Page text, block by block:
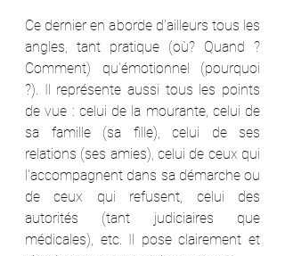
Ce dernier en aborde d'ailleurs tous les
angles, tant pratique (où? Quand ?
Comment) qu'émotionnel (pourquoi
?). Il représente aussi tous les points
de vue : celui de la mourante, celui de
sa famille (sa fille), celui de ses
relations (ses amies), celui de ceux qui
l'accompagnent dans sa démarche ou
de ceux qui refusent, celui des
autorités (tant judiciaires que
médicales), etc. Il pose clairement et